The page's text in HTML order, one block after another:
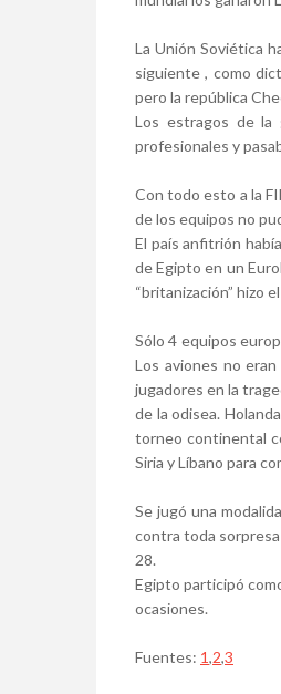
La Unión Soviética
siguiente , como
pero la república
Los estragos de la
profesionales y
Con todo esto a la
de los equipos no
El país anfitrión
de Egipto en un
“britanización” hizo
Sólo 4 equipos
Los aviones no
jugadores en la
de la odisea.
torneo continental
Siria y Líbano para
Se jugó una
contra toda
28.
Egipto participó
ocasiones.
Fuentes: 1,2,3